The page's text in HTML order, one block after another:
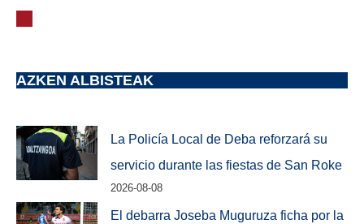
AZKEN ALBISTEAK
La Policía Local de Deba reforzará su
servicio durante las fiestas de San Roke
2026-08-08
El debarra Joseba Muguruza ficha por la